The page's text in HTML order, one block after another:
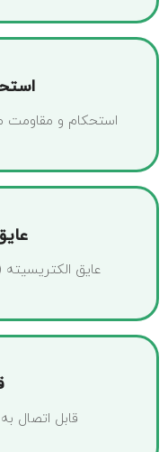
استحکام و مقاومت
عایق
قابل اتصال